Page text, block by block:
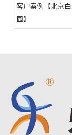
客户案例【北京
园】